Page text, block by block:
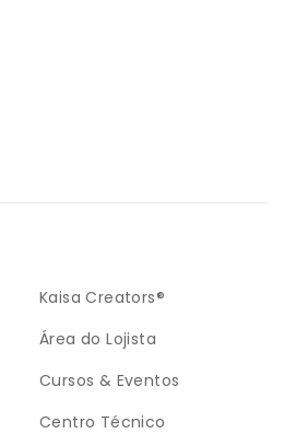
Kaisa Creators®
Área do Lojista
Cursos & Eventos
Centro Técnico